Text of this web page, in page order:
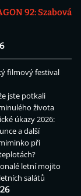
92: Szabová
filmový festival
jste potkali
života
úkazy 2026:
a další
při
letní mojito
salátů